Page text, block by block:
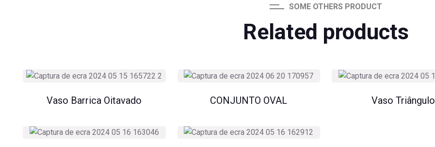
SOME OTHERS PRODUCT
Related products
Vaso Barrica Oitavado CONJUNTO OVAL Vaso Triângulo